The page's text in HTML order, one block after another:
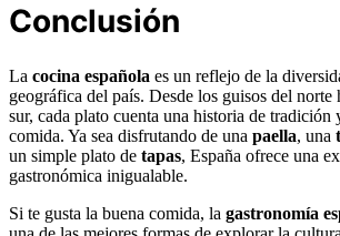
Conclusión
La cocina española es un reflejo de la
geográfica del país. Desde los guisos del norte
sur, cada plato cuenta una historia de tradición
comida. Ya sea disfrutando de una paella, una
un simple plato de tapas, España ofrece una
gastronómica inigualable.
Si te gusta la buena comida, la gastronomía